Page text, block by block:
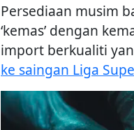
Persediaan musim
‘kemas’ dengan
import berkualiti
ke saingan Liga